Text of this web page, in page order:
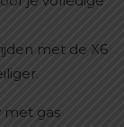
met de X6
met gas